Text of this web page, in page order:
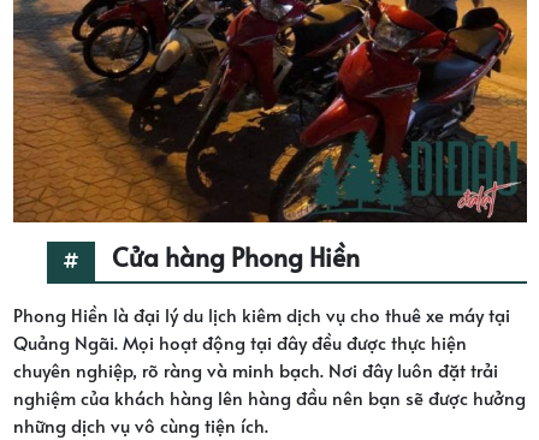
Cửa hàng Phong Hiền
Phong Hiền là đại lý du lịch kiêm dịch vụ cho thuê xe máy tại
Quảng Ngãi. Mọi hoạt động tại đây đều được thực hiện
chuyên nghiệp, rõ ràng và minh bạch. Nơi đây luôn đặt trải
nghiệm của khách hàng lên hàng đầu nên bạn sẽ được hưởng
những dịch vụ vô cùng tiện ích.